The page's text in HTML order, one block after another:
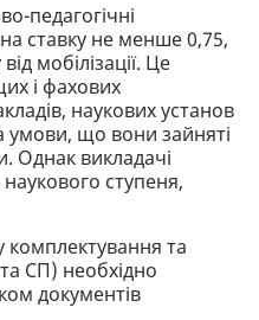
педагогічні
ставку не менше 0,75,
мобілізації. Це
і фахових
наукових установ
умови, що вони зайняті
Однак викладачі
ступеня,
комплектування та
СП) необхідно
документів